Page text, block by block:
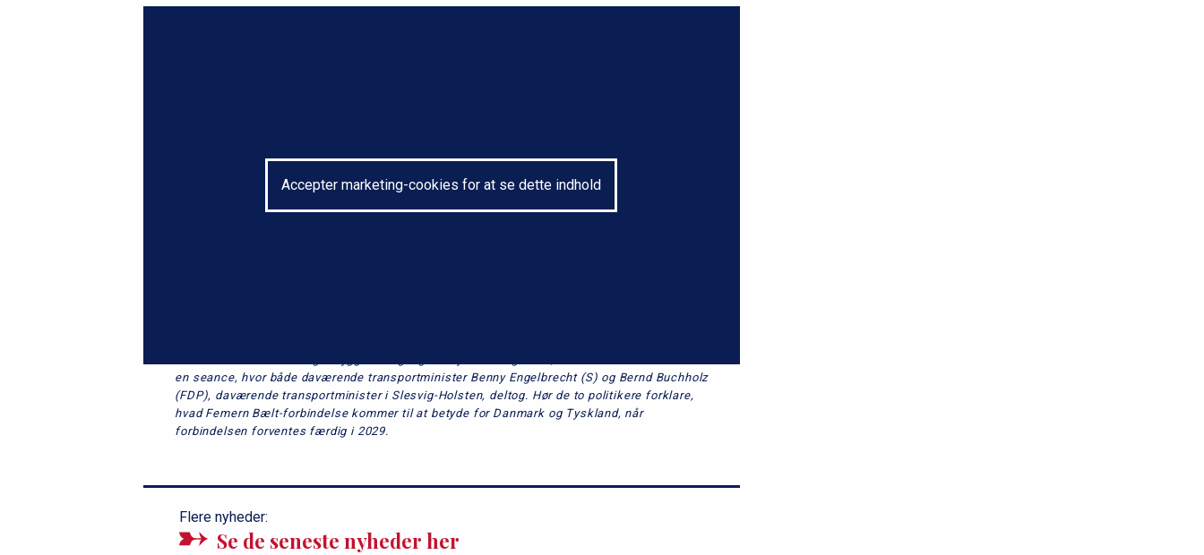
Accepter marketing-cookies for at se dette indhold
en seance, hvor både daværende transportminister Benny Engelbrecht (S) og Bernd Buchholz
(FDP), daværende transportminister i Slesvig-Holsten, deltog. Hør de to politikere forklare,
hvad Femern Bælt-forbindelse kommer til at betyde for Danmark og Tyskland, når
forbindelsen forventes færdig i 2029.
Flere nyheder:
Se de seneste nyheder her